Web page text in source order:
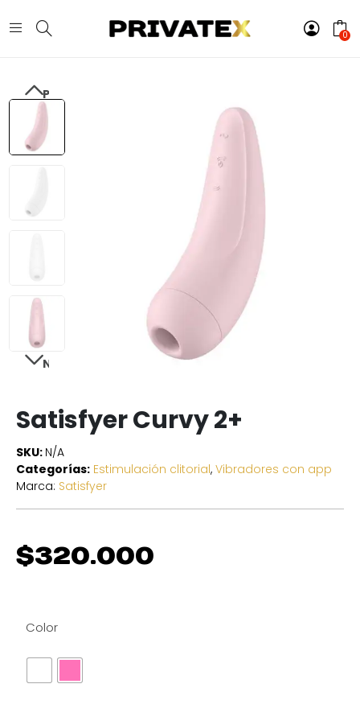
0
PREVIOUS
NEXT
Satisfyer Curvy 2+
SKU: N/A
Categorías: Estimulación clitorial, Vibradores con app
Marca: Satisfyer
$320.000
Color